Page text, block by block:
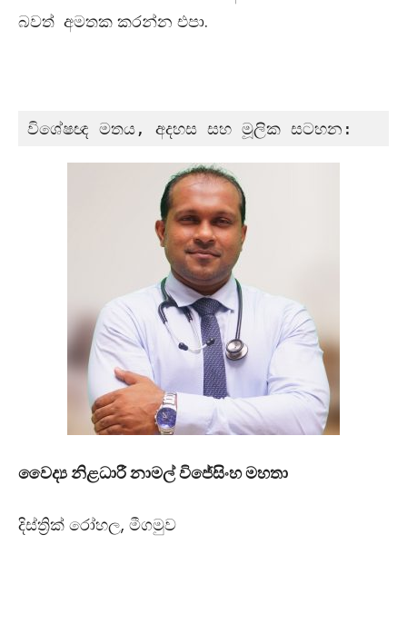
බවත් අමතක කරන්න එපා.
විශේෂඥ මතය, අදහස සහ මූලික සටහන:
වෛද්‍ය නිළධාරී නාමල් විජේසිංහ මහතා
දිස්ත්‍රික් රෝහල, මීගමුව